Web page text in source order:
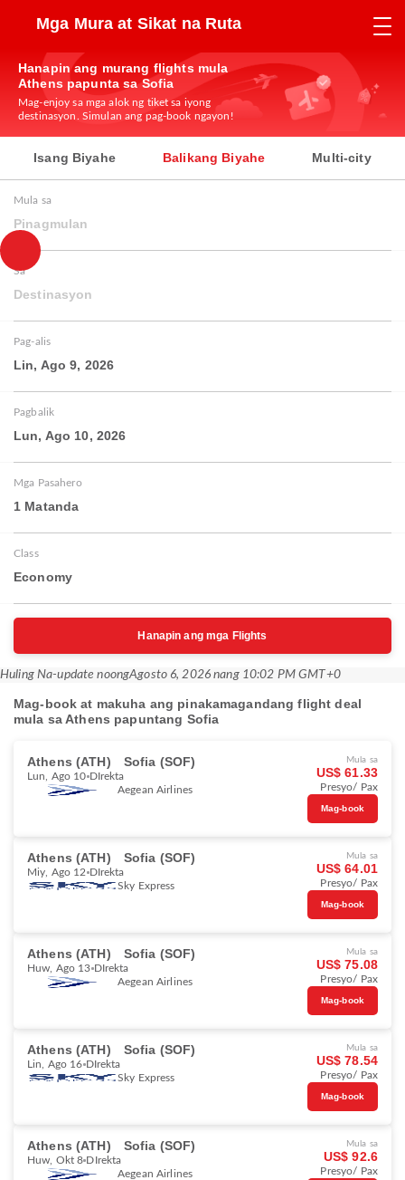
Mga Mura at Sikat na Ruta
Hanapin ang murang flights mula
Athens papunta sa Sofia
Mag-enjoy sa mga alok ng tiket sa iyong
destinasyon. Simulan ang pag-book ngayon!
Isang Biyahe Balikang Biyahe Multi-city
Mula sa
Pinagmulan
Sa
Destinasyon
Pag-alis
Lin, Ago 9, 2026
Pagbalik
Lun, Ago 10, 2026
Mga Pasahero
1 Matanda
Class
Economy
Hanapin ang mga Flights
Huling Na-update noongAgosto 6, 2026 nang 10:02 PM GMT+0
Mag-book at makuha ang pinakamagandang flight deal
mula sa Athens papuntang Sofia
Athens (ATH) Sofia (SOF)
Lun, Ago 10 DIrekta
Aegean Airlines
Mula sa
US$ 61.33
Presyo/ Pax
Mag-book
Athens (ATH) Sofia (SOF)
Miy, Ago 12 DIrekta
Sky Express
Mula sa
US$ 64.01
Presyo/ Pax
Mag-book
Athens (ATH) Sofia (SOF)
Huw, Ago 13 DIrekta
Aegean Airlines
Mula sa
US$ 75.08
Presyo/ Pax
Mag-book
Athens (ATH) Sofia (SOF)
Lin, Ago 16 DIrekta
Sky Express
Mula sa
US$ 78.54
Presyo/ Pax
Mag-book
Athens (ATH) Sofia (SOF)
Huw, Okt 8 DIrekta
Aegean Airlines
Mula sa
US$ 92.6
Presyo/ Pax